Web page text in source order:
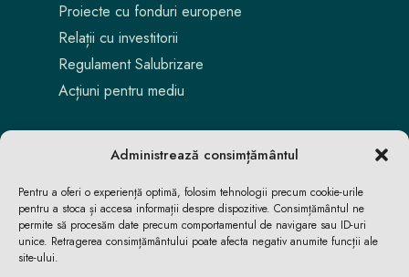
Administrează consimțământul
Pentru a oferi o experiență optimă, folosim tehnologii precum cookie-urile
pentru a stoca și accesa informații despre dispozitive. Consimțământul ne
permite să procesăm date precum comportamentul de navigare sau ID-uri
unice. Retragerea consimțământului poate afecta negativ anumite funcții ale
site-ului.
Proiecte cu fonduri europene
Relații cu investitorii
Regulament Salubrizare
Acțiuni pentru mediu